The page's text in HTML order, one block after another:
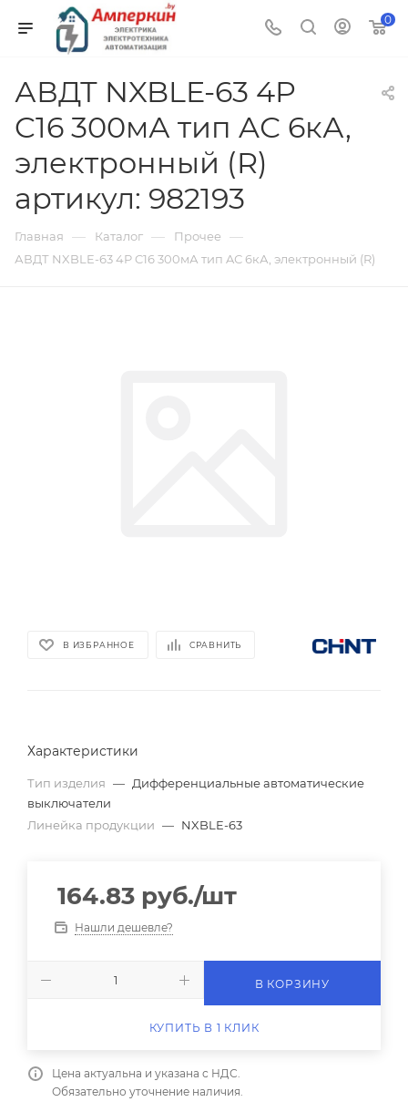
0
АВДТ NXBLE-63 4P
C16 300мА тип AС 6кА,
электронный (R)
артикул: 982193
Главная — Каталог — Прочее —
АВДТ NXBLE-63 4P C16 300мА тип AС 6кА, электронный (R)
В ИЗБРАННОЕ СРАВНИТЬ
Характеристики
Тип изделия — Дифференциальные автоматические
выключатели
Линейка продукции — NXBLE-63
164.83 руб./шт
Нашли дешевле?
В КОРЗИНУ
КУПИТЬ В 1 КЛИК
Цена актуальна и указана с НДС.
Обязательно уточнение наличия.